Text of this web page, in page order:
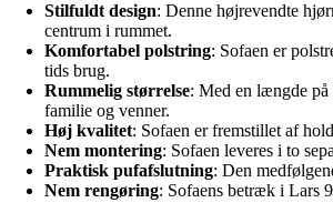
Stilfuldt design: Denne højrevendte
centrum i rummet.
Komfortabel polstring: Sofaen er
tids brug.
Rummelig størrelse: Med en længde på
familie og venner.
Høj kvalitet: Sofaen er fremstillet af
Nem montering: Sofaen leveres i to
Praktisk pufafslutning: Den
Nem rengøring: Sofaens betræk i Lars